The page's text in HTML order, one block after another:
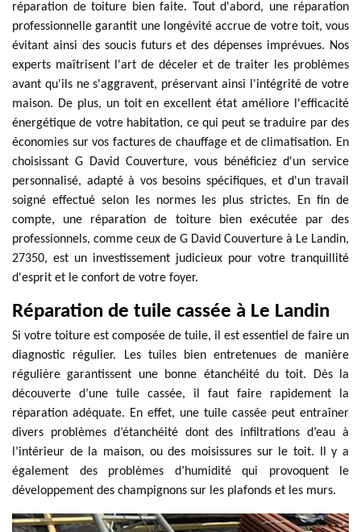
réparation de toiture bien faite. Tout d'abord, une réparation
professionnelle garantit une longévité accrue de votre toit, vous
évitant ainsi des soucis futurs et des dépenses imprévues. Nos
experts maîtrisent l'art de déceler et de traiter les problèmes
avant qu'ils ne s'aggravent, préservant ainsi l'intégrité de votre
maison. De plus, un toit en excellent état améliore l'efficacité
énergétique de votre habitation, ce qui peut se traduire par des
économies sur vos factures de chauffage et de climatisation. En
choisissant G David Couverture, vous bénéficiez d'un service
personnalisé, adapté à vos besoins spécifiques, et d'un travail
soigné effectué selon les normes les plus strictes. En fin de
compte, une réparation de toiture bien exécutée par des
professionnels, comme ceux de G David Couverture à Le Landin,
27350, est un investissement judicieux pour votre tranquillité
d'esprit et le confort de votre foyer.
Réparation de tuile cassée à Le Landin
Si votre toiture est composée de tuile, il est essentiel de faire un
diagnostic régulier. Les tuiles bien entretenues de manière
régulière garantissent une bonne étanchéité du toit. Dès la
découverte d’une tuile cassée, il faut faire rapidement la
réparation adéquate. En effet, une tuile cassée peut entraîner
divers problèmes d’étanchéité dont des infiltrations d’eau à
l’intérieur de la maison, ou des moisissures sur le toit. Il y a
également des problèmes d’humidité qui provoquent le
développement des champignons sur les plafonds et les murs.